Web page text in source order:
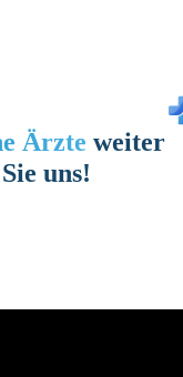
Ärzte weiter
uns!